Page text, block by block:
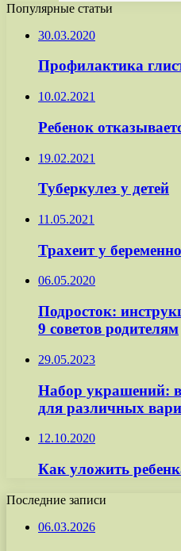
Популярные статьи
30.03.2020
Профилактика
10.02.2021
Ребенок
19.02.2021
Туберкулез у детей
11.05.2021
Трахеит у
06.05.2020
Подросток:
9 советов родителям
29.05.2023
Набор украшений:
для различных
12.10.2020
Как уложить
Последние записи
06.03.2026